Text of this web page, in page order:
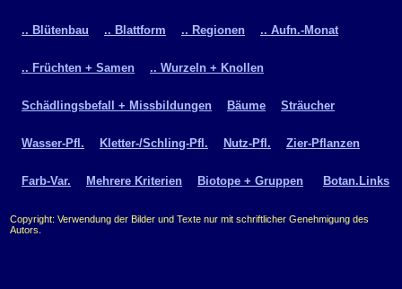
.. Blütenbau .. Blattform .. Regionen .. Aufn.-Monat
.. Früchten + Samen .. Wurzeln + Knollen
Schädlingsbefall + Missbildungen Bäume Sträucher
Wasser-Pfl. Kletter-/Schling-Pfl. Nutz-Pfl. Zier-Pflanzen
Farb-Var. Mehrere Kriterien Biotope + Gruppen Botan.Links
Copyright: Verwendung der Bilder und Texte nur mit schriftlicher Genehmigung des
Autors.